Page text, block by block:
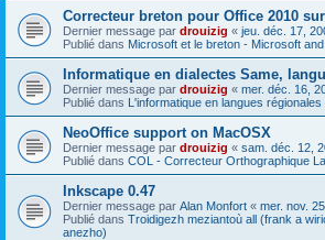
Correcteur breton pour Office 2010
Dernier message par drouizig « jeu. déc. 17,
Publié dans Microsoft et le breton - Microsoft
Informatique en dialectes Same,
Dernier message par drouizig « mer. déc. 16,
Publié dans L'informatique en langues régionales
NeoOffice support on MacOSX
Dernier message par drouizig « sam. déc. 12,
Publié dans COL - Correcteur Orthographique
Inkscape 0.47
Dernier message par Alan Monfort « mer. nov.
Publié dans Troidigezh meziantoù all (frank a
anezho)